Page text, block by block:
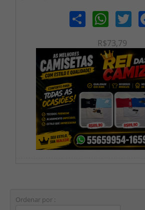
Share WhatsAppTwitter
R$73,79
Ordenar por :